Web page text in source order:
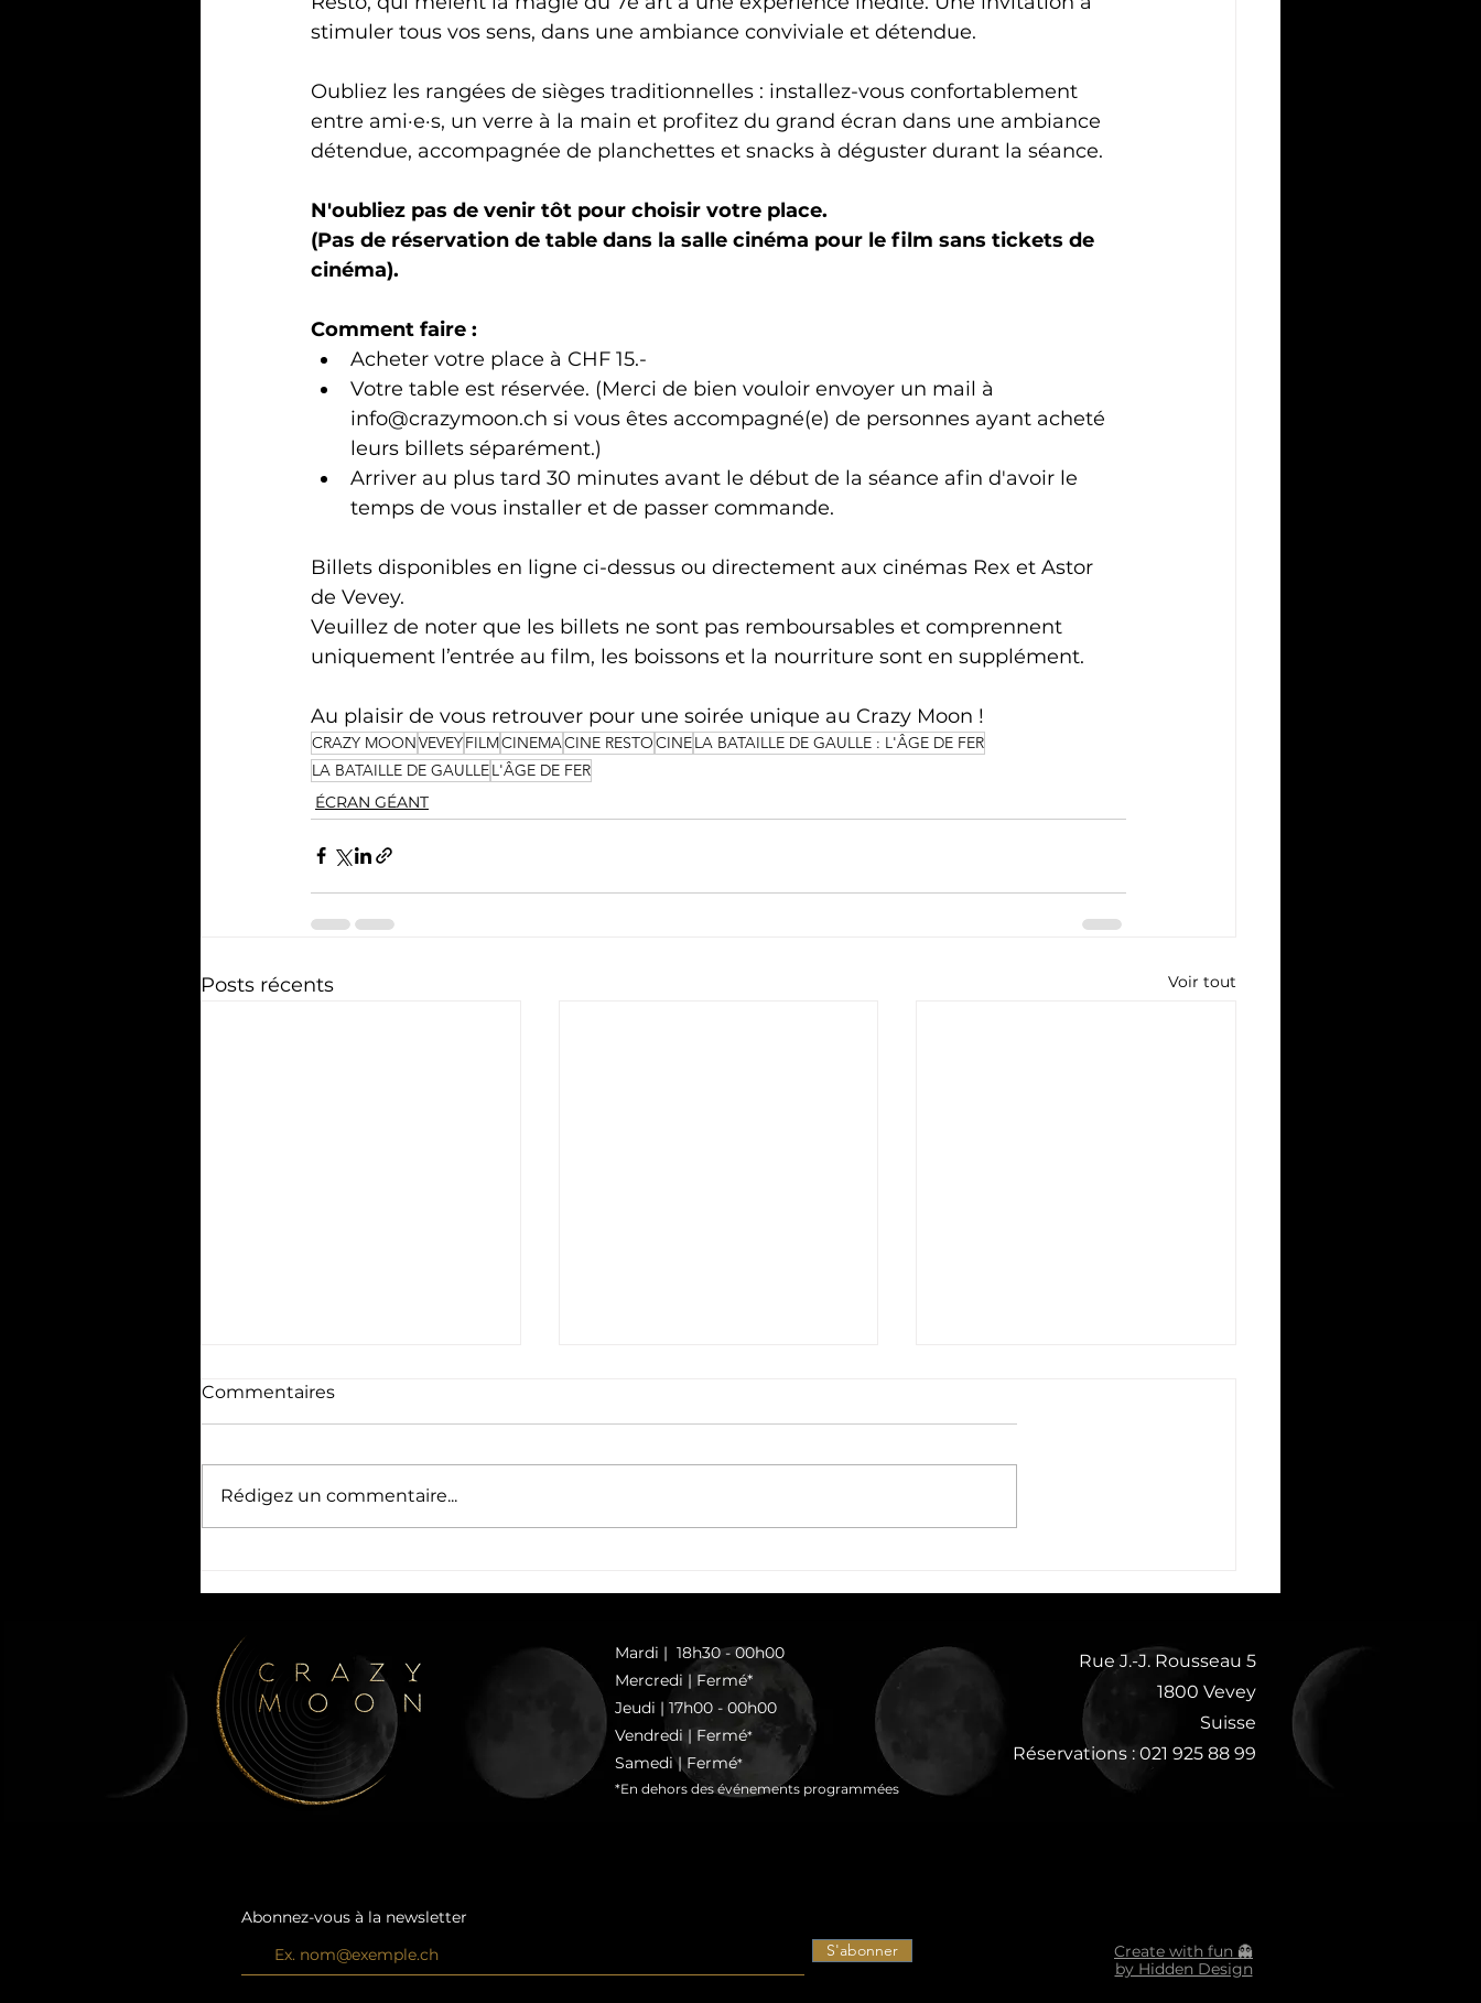
stimuler tous vos sens, dans une ambiance conviviale et détendue.
Oubliez les rangées de sièges traditionnelles : installez-vous confortablement
entre ami·e·s, un verre à la main et profitez du grand écran dans une ambiance
détendue, accompagnée de planchettes et snacks à déguster durant la séance.
N'oubliez pas de venir tôt pour choisir votre place.
(Pas de réservation de table dans la salle cinéma pour le film sans tickets de
cinéma).
Comment faire :
Acheter votre place à CHF 15.-
Votre table est réservée. (Merci de bien vouloir envoyer un mail à
info@crazymoon.ch si vous êtes accompagné(e) de personnes ayant acheté
leurs billets séparément.)
Arriver au plus tard 30 minutes avant le début de la séance afin d'avoir le
temps de vous installer et de passer commande.
Billets disponibles en ligne ci-dessus ou directement aux cinémas Rex et Astor
de Vevey.
Veuillez de noter que les billets ne sont pas remboursables et comprennent
uniquement l’entrée au film, les boissons et la nourriture sont en supplément.
Au plaisir de vous retrouver pour une soirée unique au Crazy Moon !
CRAZY MOONVEVEYFILMCINEMACINE RESTOCINELA BATAILLE DE GAULLE : L'ÂGE DE FER
LA BATAILLE DE GAULLEL'ÂGE DE FER
ÉCRAN GÉANT
Posts récents Voir tout
DU DÉLIT | 02.06.26 🎬
VÉNUS ÉLECTRIQUE |
GREY | 19.05.26 🎬
Commentaires
Rédigez un commentaire...
Mardi | 18h30 - 00h00
Mercredi | Fermé*
Jeudi | 17h00 - 00h00
Vendredi | Fermé*
Samedi | Fermé*
*En dehors des événements programmées
Rue J.-J. Rousseau 5
1800 Vevey
Suisse
Réservations : 021 925 88 99
Abonnez-vous à la newsletter
S'abonner
Create with fun 👻
by Hidden Design